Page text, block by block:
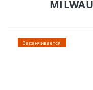
Заканчивается